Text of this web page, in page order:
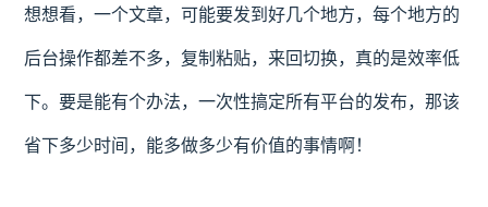
想想看，一个文章，可能要发到好几个地方，每个地方的
后台操作都差不多，复制粘贴，来回切换，真的是效率低
下。要是能有个办法，一次性搞定所有平台的发布，那该
省下多少时间，能多做多少有价值的事情啊！